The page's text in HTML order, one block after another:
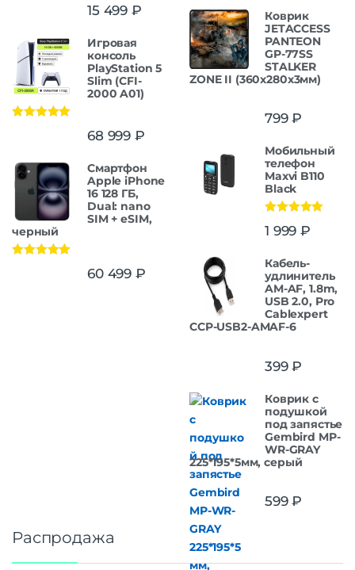
15 499 ₽
Игровая
консоль
PlayStation 5
Slim (CFI-
2000 A01)
68 999 ₽
Смартфон
Apple iPhone
16 128 ГБ,
Dual: nano
SIM + eSIM,
черный
60 499 ₽
Коврик
JETACCESS
PANTEON
GP-77SS
STALKER
ZONE II (360x280x3мм)
799₽
Мобильный
телефон
Maxvi B110
Black
из 5
1 999 ₽
Кабель-
удлинитель
AM-AF, 1.8m,
USB 2.0, Pro
Cablexpert
CCP-USB2-AMAF-6
399₽
Коврик с
подушкой
под запястье
Gembird MP-
WR-GRAY
225*195*5мм, серый
599₽
Распродажа